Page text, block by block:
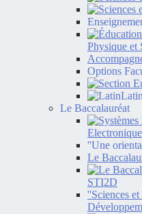
Physique et
Options
Le Baccalauréat
''Une
Le
STI2D
''Sciences